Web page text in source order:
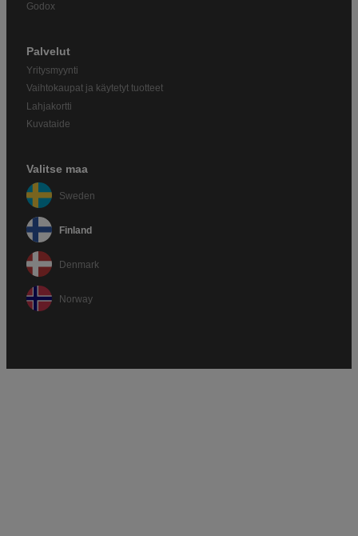
Godox
Palvelut
Yritysmyynti
Vaihtokaupat ja käytetyt tuotteet
Lahjakortti
Kuvataide
Valitse maa
Sweden
Finland
Denmark
Norway